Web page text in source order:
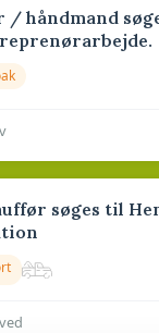
/ håndmand
søges til